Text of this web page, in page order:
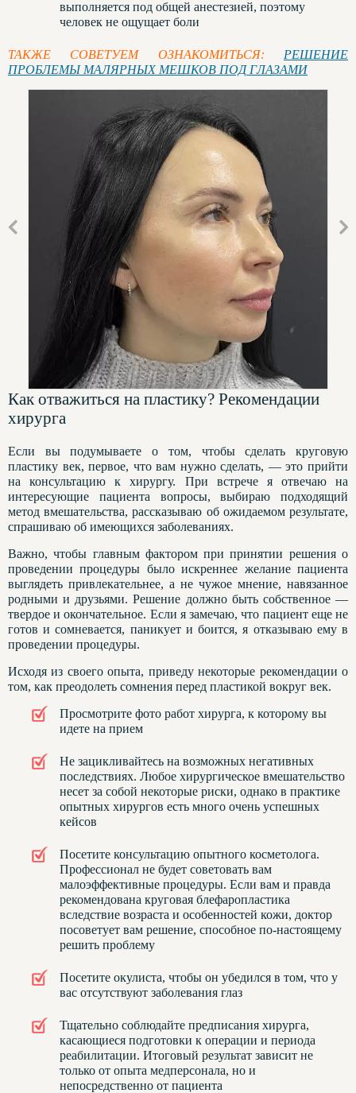
выполняется под общей анестезией, поэтому
человек не ощущает боли
ТАКЖЕ СОВЕТУЕМ ОЗНАКОМИТЬСЯ:
РЕШЕНИЕ
ПРОБЛЕМЫ МАЛЯРНЫХ МЕШКОВ ПОД ГЛАЗАМИ
Как отважиться на пластику? Рекомендации
хирурга
Если вы подумываете о том, чтобы сделать круговую
пластику век, первое, что вам нужно сделать, — это прийти
на консультацию к хирургу. При встрече я отвечаю на
интересующие пациента вопросы, выбираю подходящий
метод вмешательства, рассказываю об ожидаемом результате,
спрашиваю об имеющихся заболеваниях.
Важно, чтобы главным фактором при принятии решения о
проведении процедуры было искреннее желание пациента
выглядеть привлекательнее, а не чужое мнение, навязанное
родными и друзьями. Решение должно быть собственное —
твердое и окончательное. Если я замечаю, что пациент еще не
готов и сомневается, паникует и боится, я отказываю ему в
проведении процедуры.
Исходя из своего опыта, приведу некоторые рекомендации о
том, как преодолеть сомнения перед пластикой вокруг век.
Просмотрите фото работ хирурга, к которому вы
идете на прием
Не зацикливайтесь на возможных негативных
последствиях. Любое хирургическое вмешательство
несет за собой некоторые риски, однако в практике
опытных хирургов есть много очень успешных
кейсов
Посетите консультацию опытного косметолога.
Профессионал не будет советовать вам
малоэффективные процедуры. Если вам и правда
рекомендована круговая блефаропластика
вследствие возраста и особенностей кожи, доктор
посоветует вам решение, способное по-настоящему
решить проблему
Посетите окулиста, чтобы он убедился в том, что у
вас отсутствуют заболевания глаз
Тщательно соблюдайте предписания хирурга,
касающиеся подготовки к операции и периода
реабилитации. Итоговый результат зависит не
только от опыта медперсонала, но и
непосредственно от пациента